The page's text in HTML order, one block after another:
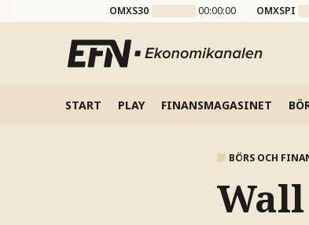
OMXS30 00:00:00 OMXSPI
START PLAY FINANSMAGASINET
BÖRS OCH